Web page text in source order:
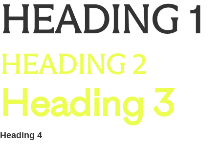
HEADING 1
HEADING 2
Heading 3
Heading 4